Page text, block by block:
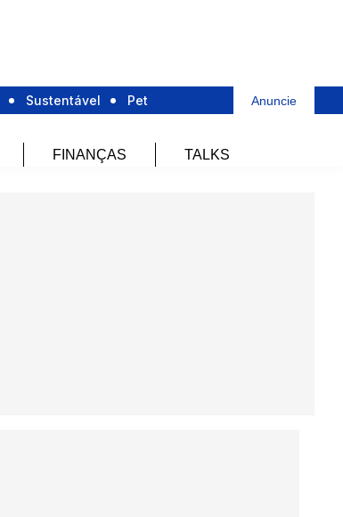
Sustentável Pet Anuncie
FINANÇAS TALKS